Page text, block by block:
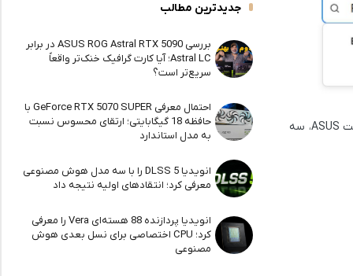
علاوه بر پردازنده‌های رایج Ryzen 9000، به نظر می‌رسد AMD در حال آماده‌سازی سری Ryzen PRO 9000 برای بازار سازمانی هم باشد. در فهرست سایت ASUS، سه
جدیدترین مطالب
بررسی ASUS ROG Astral RTX 5090 در برابر
Astral LC؛ آیا کارت گرافیک خنک‌تر واقعاً
سریع‌تر است؟
احتمال معرفی GeForce RTX 5070 SUPER با
حافظه 18 گیگابایتی؛ ارتقای محسوس نسبت
به مدل استاندارد
انویدیا DLSS 5 را با سه مدل هوش مصنوعی
معرفی کرد؛ انتقادهای اولیه نتیجه داد
انویدیا پردازنده 88 هسته‌ای Vera را معرفی
کرد؛ CPU اختصاصی برای نسل بعدی هوش
مصنوعی